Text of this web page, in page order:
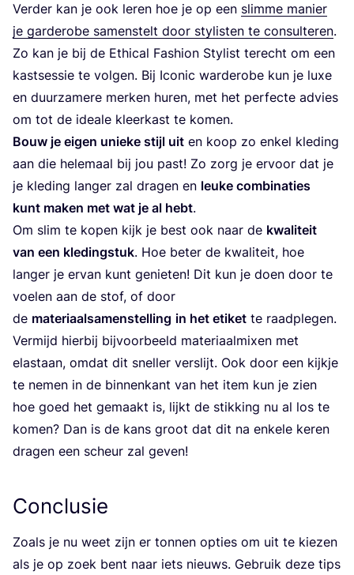
Ver­der kan je ook leren hoe je op een slim­me manier
je gar­de­ro­be samen­stelt door sty­lis­ten te con­sul­te­ren.
Zo kan je bij de Ethi­cal Fas­hi­on Sty­list terecht om een
kast­ses­sie te vol­gen. Bij Ico­nic war­de­ro­be kun je luxe
en duur­za­me­re mer­ken huren, met het per­fec­te advies
om tot de ide­a­le kleer­kast te komen.
Bouw je eigen unie­ke stijl uit en koop zo enkel kle­ding
aan die hele­maal bij jou past! Zo zorg je ervoor dat je
je kle­ding lan­ger zal dra­gen en leu­ke com­bi­na­ties
kunt maken met wat je al hebt.
Om slim te kopen kijk je best ook naar de kwa­li­teit
van een kle­ding­stuk. Hoe beter de kwa­li­teit, hoe
lan­ger je ervan kunt genie­ten! Dit kun je doen door te
voe­len aan de stof, of door
de mate­ri­aal­sa­men­stel­ling in het eti­ket te raad­ple­gen.
Ver­mijd hier­bij bij­voor­beeld mate­ri­aal­mixen met
ela­s­taan, omdat dit snel­ler ver­slijt. Ook door een kijk­je
te nemen in de bin­nen­kant van het item kun je zien
hoe goed het gemaakt is, lijkt de stik­king nu al los te
komen? Dan is de kans groot dat dit na enke­le keren
dra­gen een scheur zal geven!
Conclusie
Zoals je nu weet zijn er ton­nen opties om uit te kie­zen
als je op zoek bent naar iets nieuws. Gebruik deze tips